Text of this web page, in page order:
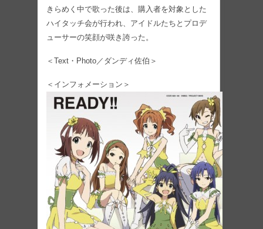
きらめく中で歌った後は、購入者を対象とした
ハイタッチ会が行われ、アイドルたちとプロデ
ューサーの笑顔が咲き誇った。
＜Text・Photo／ダンディ佐伯＞
＜インフォメーション＞